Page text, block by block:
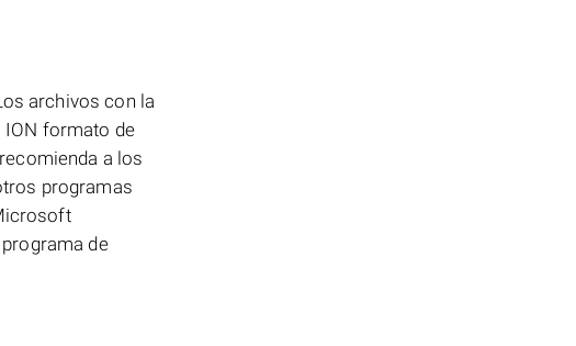
archivos con la
ION formato de
a los
programas
de